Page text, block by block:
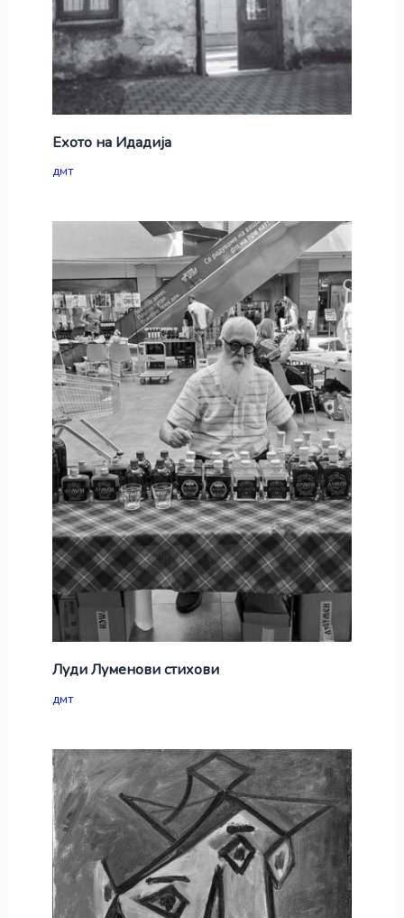
Ехото на Идадија
дмт
Луди Луменови стихови
дмт